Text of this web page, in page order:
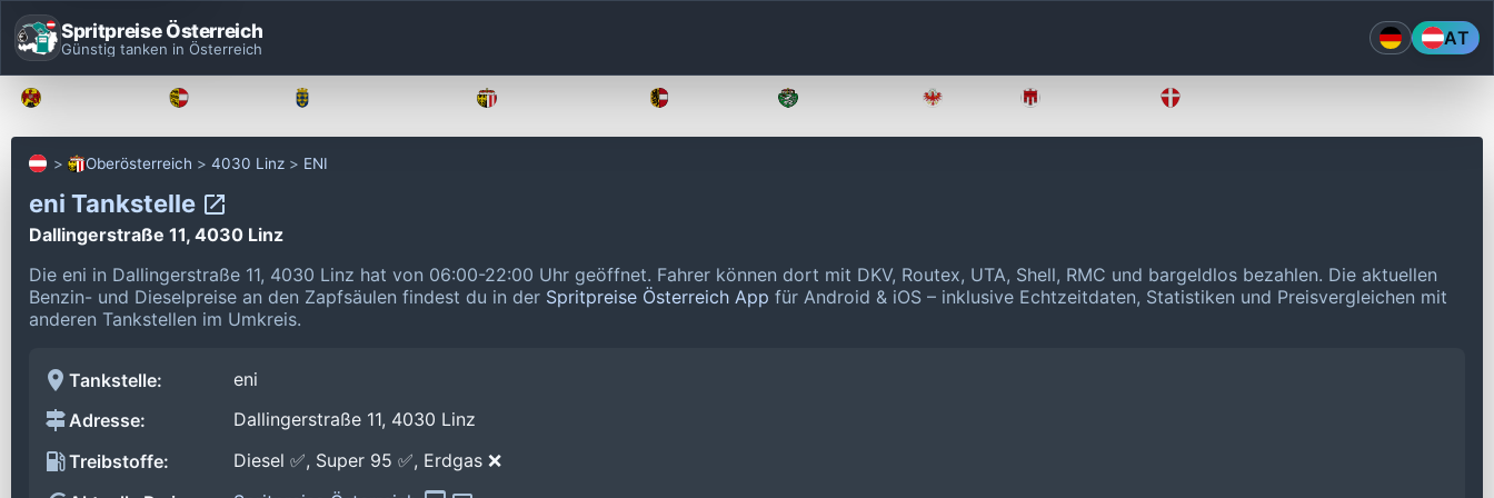
Spritpreise Österreich
Günstig tanken in Österreich AT
Oberösterreich 4030 Linz ENI
eni Tankstelle
Dallingerstraße 11, 4030 Linz
Die eni in Dallingerstraße 11, 4030 Linz hat von 06:00-22:00 Uhr geöffnet. Fahrer können dort mit DKV, Routex, UTA, Shell, RMC und bargeldlos bezahlen. Die aktuellen
Benzin- und Dieselpreise an den Zapfsäulen findest du in der Spritpreise Österreich App für Android & iOS – inklusive Echtzeitdaten, Statistiken und Preisvergleichen mit
anderen Tankstellen im Umkreis.
Tankstelle:
eni
Adresse:
Dallingerstraße 11, 4030 Linz
Treibstoffe:
Diesel ✅, Super 95 ✅, Erdgas ❌